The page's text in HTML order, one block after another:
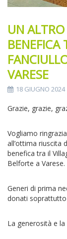
UN
BENEFICA
VARESE
18 GIUGNO 2024
Grazie, grazie,
Vogliamo
all’ottima riuscita
benefica tra il
Belforte a Varese.
Generi di prima
donati soprattutto
La generosità e